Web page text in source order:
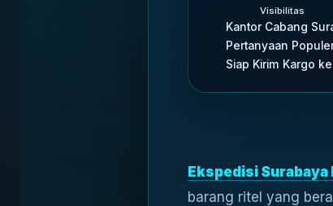
Visibilitas
Kantor Cabang
Pertanyaan
Siap Kirim Kargo
Ekspedisi Surabaya
barang ritel yang